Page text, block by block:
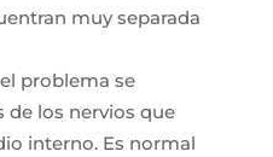
muy separada
problema se
de los nervios que
interno. Es normal